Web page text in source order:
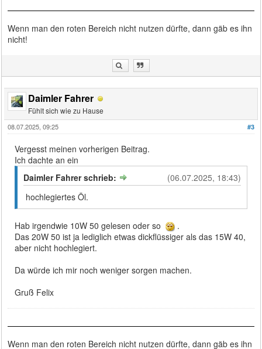
Wenn man den roten Bereich nicht nutzen dürfte, dann gäb es ihn
nicht!
Daimler Fahrer
Fühlt sich wie zu Hause
#3
08.07.2025, 09:25
Vergesst meinen vorherigen Beitrag.
Ich dachte an ein
(06.07.2025, 18:43)
Daimler Fahrer schrieb:
hochlegiertes Öl.
Hab irgendwie 10W 50 gelesen oder so
.
Das 20W 50 ist ja lediglich etwas dickflüssiger als das 15W 40,
aber nicht hochlegiert.
Da würde ich mir noch weniger sorgen machen.
Gruß Felix
Wenn man den roten Bereich nicht nutzen dürfte, dann gäb es ihn